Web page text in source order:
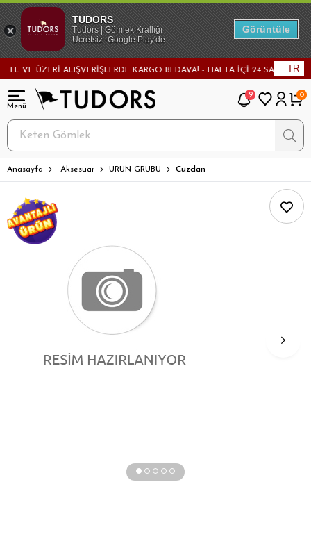
VE ÜZERİ ALIŞVERİŞLERDE KARGO BEDAVA! - HAFTA İÇİ 24 SAATTE TR
9 0
Anasayfa Aksesuar ÜRÜN GRUBU Cüzdan
TUDORS
Tudors | Gömlek Krallığı
Ücretsiz -Google Play'de
Görüntüle